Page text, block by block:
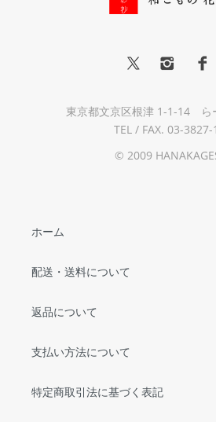
東京都文京区根津 1-1-14 ら
TEL / FAX. 03-3827-
© 2009
ホーム
配送・送料について
返品について
支払い方法について
特定商取引法に基づく表記